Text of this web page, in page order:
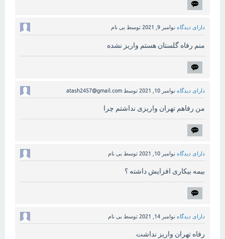
دارای دیدگاه نوامبر 9, 2021 توسط بی نام
منم رفاه گلستان هستم واریز نشده
دارای دیدگاه نوامبر 10, 2021 توسط atash2457@gmail.com
من رفاهم تهران واریزی نداشتم چرا
دارای دیدگاه نوامبر 10, 2021 توسط بی نام
بیمه بیکاری افزایش داشته ؟
دارای دیدگاه نوامبر 14, 2021 توسط بی نام
رفاه تهران واریز نداشت